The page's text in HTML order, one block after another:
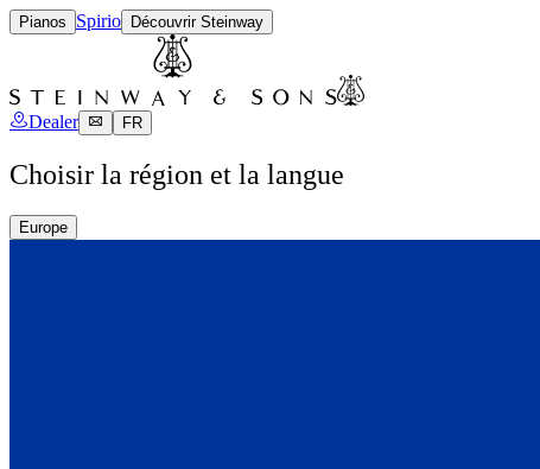
Pianos Spirio Découvrir Steinway
Dealer FR
Choisir la région et la langue
Europe